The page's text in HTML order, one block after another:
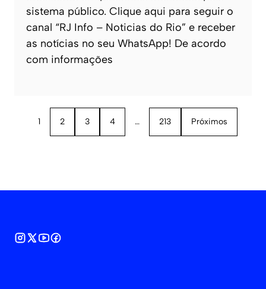
sistema público. Clique aqui para seguir o
canal “RJ Info – Noticias do Rio” e receber
as notícias no seu WhatsApp! De acordo
com informações
1 2 3 4 … 213 Próximos